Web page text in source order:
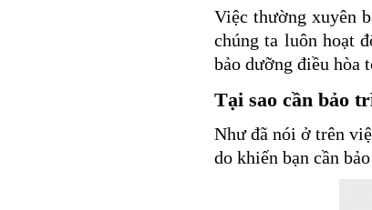
Việc thường xuyên
chúng ta luôn hoạt
bảo dưỡng điều hòa
Tại sao cần bảo
Như đã nói ở trên
do khiến bạn cần